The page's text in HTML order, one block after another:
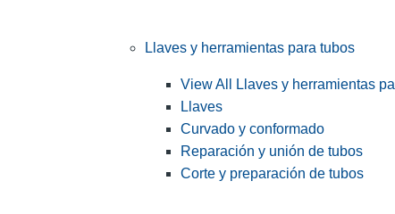
Llaves y herramientas para tubos
View All Llaves y herramientas
Llaves
Curvado y conformado
Reparación y unión de tubos
Corte y preparación de tubos